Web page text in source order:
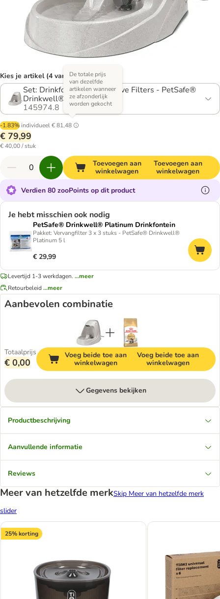
Kies je artikel (4 varianten)
Set: Drinkfontein & 3 Reserve Filters - PetSafe®
Drinkwell® Platinum 5 l
145974.8
-1.83% individueel€ 81,48
De totale prijs
van dezelfde
artikelen wanneer
ze afzonderlijk
worden gekocht
€ 79,99
€ 40,00 / stuk
Toevoegen aan
winkelwagen
Toevoegen aan
winkelwagen
Verdien 80 zooPoints op dit product
Je hebt misschien ook nodig
PetSafe® Drinkwell® Platinum Drinkfontein
Pakket: Vervangfilter 3 x 3 stuks - PetSafe® Drinkwell®
Platinum 5 l
€ 29,99
Levertijd 1-3 werkdagen. ...meer
Retourbeleid ...meer
Aanbevolen combinatie
Totaalprijs
€ 0,00
Voeg beide toe aan
winkelwagen
Voeg beide toe aan
winkelwagen
Gegevens bekijken
Productbeschrijving
Aanvullende informatie
Reviews
Meer van hetzelfde merkSkip Meer van hetzelfde merk
slider
25% korting